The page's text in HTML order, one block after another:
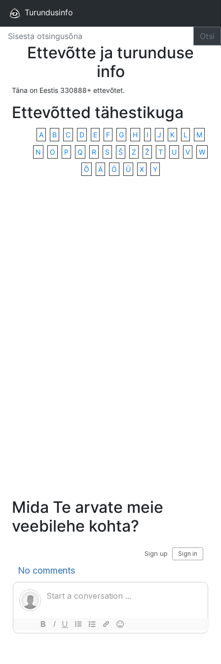
Turundusinfo
Otsi
Ettevõtte ja turunduse
info
Täna on Eestis 330888+ ettevõtet.
Ettevõtted tähestikuga
A B C D E F G H I J K L M
N O P Q R S Š Z Ž T U V W
Õ Ä Ö Ü X Y
Mida Te arvate meie
veebilehe kohta?